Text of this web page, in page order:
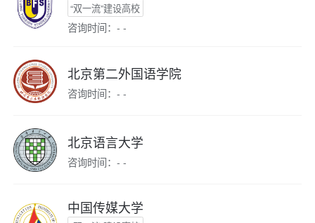
“双一流”建设高校
咨询时间：- -
北京第二外国语学院
咨询时间：- -
北京语言大学
咨询时间：- -
中国传媒大学